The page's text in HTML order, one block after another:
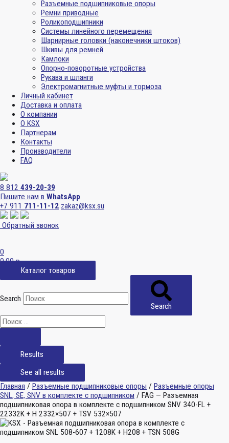
Разъемные подшипниковые опоры
Ремни приводные
Роликоподшипники
Системы линейного перемещения
Шарнирные головки (наконечники штоков)
Шкивы для ремней
Камлоки
Опорно-поворотные устройства
Рукава и шланги
Электромагнитные муфты и тормоза
Личный кабинет
Доставка и оплата
О компании
О KSX
Партнерам
Контакты
Производители
FAQ
8 812 439-20-39
Пишите нам в WhatsApp
+7 911 711-11-12 zakaz@ksx.su
Обратный звонок
0
0,00р.
Каталог товаров
Search
Search
Results
See all results
Главная / Разъемные подшипниковые опоры / Разъемные опоры
SNL, SE, SNV в комплекте с подшипником / FAG — Разъемная
подшипниковая опора в комплекте с подшипником SNV 340-FL +
22332K + H 2332×507 + TSV 532×507